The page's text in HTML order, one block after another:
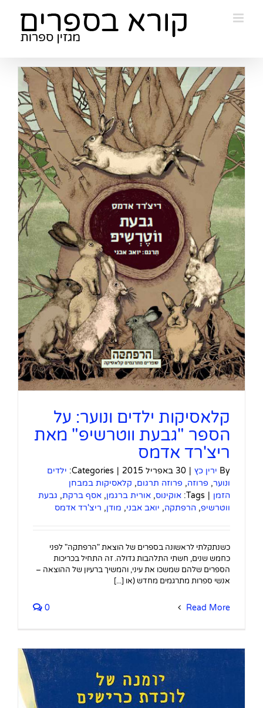
קלאסיקות ילדים ונוער: על
הספר "גבעת ווטרשיפ" מאת
ריצ'רד אדמס
By ירין כץ | 30 באפריל 2015 |
Categories: ילדים
ונוער, פרוזה, פרוזה תרגום, קלאסיקות במבחן
הזמן |
Tags: אוקינוס, אורית ברגמן, אסף ברקת, גבעת
ווטרשיפ, הרפתקה, יואב אבני, מודן, ריצ'רד אדמס
כשנתקלתי לראשונה בספרים של הוצאת "הרפתקה" לפני
כחמש שנים, חשתי התלהבות גדולה. זה התחיל בכריכות
הספרים שלהם שמשכו את עיני, והמשיך ברעיון של ההוצאה –
אנשי ספרות מתרגמים מחדש (או [...]
Read More
0